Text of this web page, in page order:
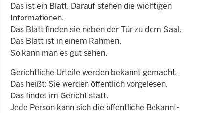
Das ist ein Blatt. Darauf stehen die wichtigen
Informationen.
Das Blatt finden sie neben der Tür zu dem Saal.
Das Blatt ist in einem Rahmen.
So kann man es gut sehen.
Gerichtliche Urteile werden bekannt gemacht.
Das heißt: Sie werden öffentlich vorgelesen.
Das findet im Gericht statt.
Jede Person kann sich die öffentliche Bekannt-